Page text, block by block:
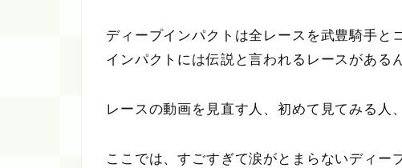
ディープインパクトは全レースを武豊騎手
インパクトには伝説と言われるレースがある
レースの動画を見直す人、初めて見てみる人
ここでは、すごすぎて涙がとまらないディー